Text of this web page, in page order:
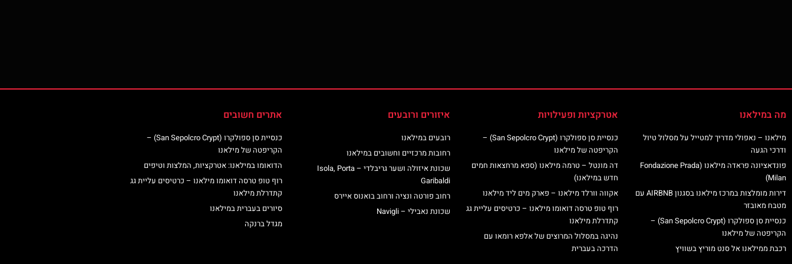
מה במילאנו
מילאנו – נאפולי מדריך למטייל על מסלול טיול
ודרכי הגעה
פונדאציונה פראדה מילאנו (Fondazione Prada
Milan)
דירות מומלצות במרכז מילאנו בסגנון AIRBNB עם
מטבח מאובזר
כנסיית סן ספולקרו (San Sepolcro Crypt) –
הקריפטה של מילאנו
רכבת ממילאנו אל סנט מוריץ בשוויץ
אטרקציות ופעילויות
כנסיית סן ספולקרו (San Sepolcro Crypt) –
הקריפטה של מילאנו
דה מונטל – טרמה מילאנו (ספא מרחצאות חמים
חדש במילאנו)
אקווה וורלד מילאנו – פארק מים ליד מילאנו
רוף טופ טרסה דואומו מילאנו – כרטיסים עליית גג
קתדרלת מילאנו
נהיגה במסלול המרוצים של אלפא רומאו עם
הדרכה בעברית
איזורים ורובעים
רובעים במילאנו
רחובות מרכזיים וחשובים במילאנו
שכונת איזולה ושער גריבלדי – Isola, Porta
Garibaldi
רחוב פורטה ונציה ורחוב בואנוס איירס
שכונת נאבילי – Navigli
אתרים חשובים
כנסיית סן ספולקרו (San Sepolcro Crypt) –
הקריפטה של מילאנו
הדואומו במילאנו: אטרקציות, המלצות וטיפים
רוף טופ טרסה דואומו מילאנו – כרטיסים עליית גג
קתדרלת מילאנו
סיורים בעברית במילאנו
מגדל ברנקה